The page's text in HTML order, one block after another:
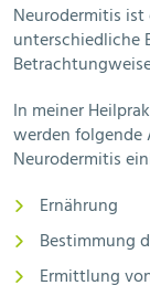
Neurodermitis
unterschiedliche
In meiner
werden folgende
Neurodermitis
Ernährung
Bestimmung
Ermittlung